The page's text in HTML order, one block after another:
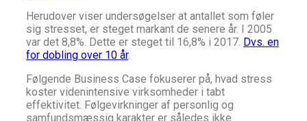
Herudover viser undersøgelser at antallet som føler
sig stresset, er steget markant de senere år. I 2005
var det 8,8%. Dette er steget til 16,8% i 2017. Dvs. en
for dobling over 10 år.
Følgende Business Case fokuserer på, hvad stress
koster videnintensive virksomheder i tabt
effektivitet. Følgevirkninger af personlig og
samfundsmæssig karakter er således ikke